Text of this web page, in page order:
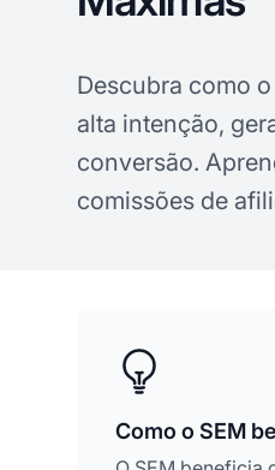
Descubra como
alta intenção,
conversão.
comissões de
Como o SEM